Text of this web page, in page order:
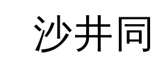
沙井